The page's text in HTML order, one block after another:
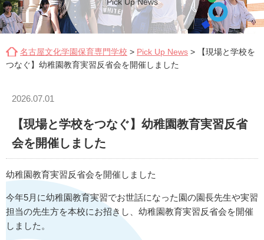
名古屋文化学園保育専門学校 > Pick Up News >
【現場と学校を
つなぐ】幼稚園教育実習反省会を開催しました
2026.07.01
【現場と学校をつなぐ】幼稚園教育実習反省
会を開催しました
幼稚園教育実習反省会を開催しました
今年5月に幼稚園教育実習でお世話になった園の園長先生や実習
担当の先生方を本校にお招きし、幼稚園教育実習反省会を開催
しました。